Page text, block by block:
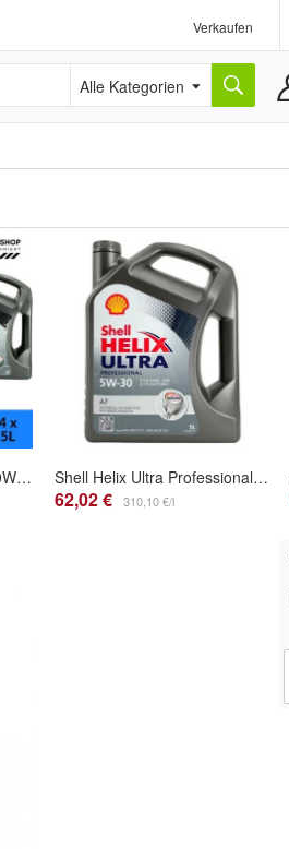
Verkaufen
Alle Kategorien
Shell Helix Ultra Racing 10W-60 4x5 Liter Shell Helix Ultra Professional AF 5W-30 5 Liter
62,02 € 310,10 €/l